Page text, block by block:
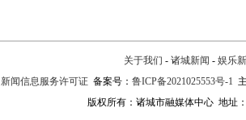
关于我们 - 诸城新闻 - 娱乐
新闻信息服务许可证备案号： 鲁ICP备2021025553号-1
版权所有：诸城市融媒体中心 地址